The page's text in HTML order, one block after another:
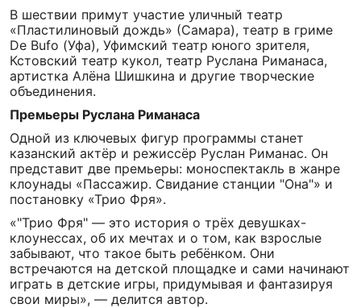
В шествии примут участие уличный театр
«Пластилиновый дождь» (Самара), театр в гриме
De Bufo (Уфа), Уфимский театр юного зрителя,
Кстовский театр кукол, театр Руслана Риманаса,
артистка Алёна Шишкина и другие творческие
объединения.
Премьеры Руслана Риманаса
Одной из ключевых фигур программы станет
казанский актёр и режиссёр Руслан Риманас. Он
представит две премьеры: моноспектакль в жанре
клоунады «Пассажир. Свидание станции "Она"» и
постановку «Трио Фря».
«"Трио Фря" — это история о трёх девушках-
клоунессах, об их мечтах и о том, как взрослые
забывают, что такое быть ребёнком. Они
встречаются на детской площадке и сами начинают
играть в детские игры, придумывая и фантазируя
свои миры», — делится автор.